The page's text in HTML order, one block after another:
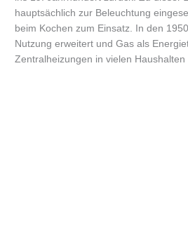
hauptsächlich zur Beleuchtung
beim Kochen zum Einsatz. In den
Nutzung erweitert und Gas als
Zentralheizungen in vielen Haushalten